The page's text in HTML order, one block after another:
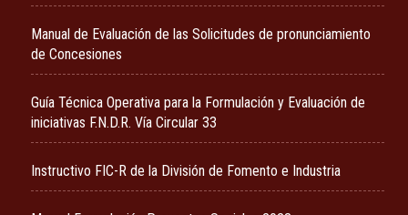
Manual de Evaluación de las Solicitudes de pronunciamiento
de Concesiones
Guía Técnica Operativa para la Formulación y Evaluación de
iniciativas F.N.D.R. Vía Circular 33
Instructivo FIC-R de la División de Fomento e Industria